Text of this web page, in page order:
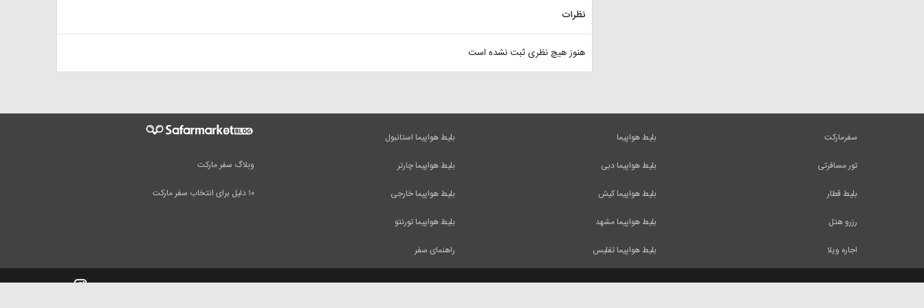
نظرات
هنوز هیچ نظری ثبت نشده است
وبلاگ سفر مارکت
۱۰ دلیل برای انتخاب سفر مارکت
بلیط هواپیما استانبول
بلیط هواپیما چارتر
بلیط هواپیما خارجی
بلیط هواپیما تورنتو
راهنمای سفر
بلیط هواپیما
بلیط هواپیما دبی
بلیط هواپیما کیش
بلیط هواپیما مشهد
بلیط هواپیما تفلیس
سفرمارکت
تور مسافرتی
بلیط قطار
رزرو هتل
اجاره ویلا